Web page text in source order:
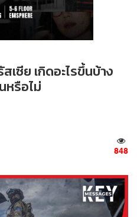
ซีย เกิดอะไรขึ้นบ้าง
หรือไม่
848